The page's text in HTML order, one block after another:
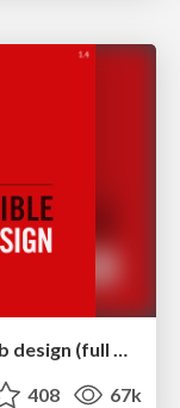
Fashionably flexible responsive web design (full day workshop)
408 67k